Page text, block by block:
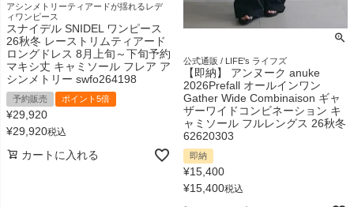
アシンメトリーティアードが揺れるレデ
ィワンピース
スナイデル SNIDEL ワンピース
26秋冬 レーストリムティアード
ロングドレス 8月上旬～下旬予約
マキシ丈 キャミソール フレア ア
シンメトリー swfo264198
予約販売 ポイント5倍
¥29,920
¥29,920税込
カートに入れる
公式通販 / LIFE's ライフズ
【即納】 アンヌーク anuke
2026Prefall オールインワン
Gather Wide Combinaison ギャ
ザーワイドコンビネーション キ
ャミソール フルレングス 26秋冬
62620303
即納
¥15,400
¥15,400税込